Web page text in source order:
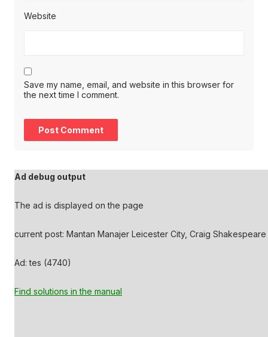
Website
Save my name, email, and website in this browser for
the next time I comment.
Ad debug output
The ad is displayed on the page
current post: Mantan Manajer Leicester City, Craig Shakespeare
Ad: tes (4740)
Find solutions in the manual